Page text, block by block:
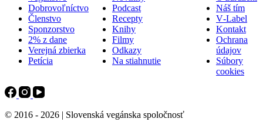
Dobrovoľníctvo
Členstvo
Sponzorstvo
2% z dane
Verejná zbierka
Petícia
Podcast
Recepty
Knihy
Filmy
Odkazy
Na stiahnutie
Náš tím
V‑Label
Kontakt
Ochrana
údajov
Súbory
cookies
© 2016 - 2026 | Slovenská vegánska spoločnosť